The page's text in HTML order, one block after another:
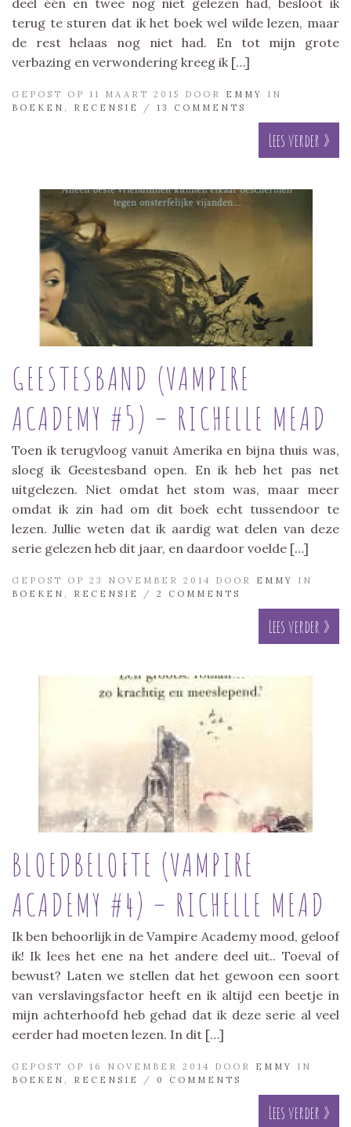
terug te sturen dat ik het boek wel wilde lezen, maar
de rest helaas nog niet had. En tot mijn grote
verbazing en verwondering kreeg ik […]
GEPOST OP 11 MAART 2015 DOOR EMMY
IN
BOEKEN
RECENSIE / 13 COMMENTS
Lees verder »
GEESTESBAND (VAMPIRE
ACADEMY #5) – RICHELLE MEAD
Toen ik terugvloog vanuit Amerika en bijna thuis was,
sloeg ik Geestesband open. En ik heb het pas net
uitgelezen. Niet omdat het stom was, maar meer
omdat ik zin had om dit boek echt tussendoor te
lezen. Jullie weten dat ik aardig wat delen van deze
serie gelezen heb dit jaar, en daardoor voelde […]
GEPOST OP 23 NOVEMBER 2014 DOOR EMMY
IN
BOEKEN
RECENSIE / 2 COMMENTS
Lees verder »
BLOEDBELOFTE (VAMPIRE
ACADEMY #4) – RICHELLE MEAD
Ik ben behoorlijk in de Vampire Academy mood, geloof
ik! Ik lees het ene na het andere deel uit.. Toeval of
bewust? Laten we stellen dat het gewoon een soort
van verslavingsfactor heeft en ik altijd een beetje in
mijn achterhoofd heb gehad dat ik deze serie al veel
eerder had moeten lezen. In dit […]
GEPOST OP 16 NOVEMBER 2014 DOOR EMMY
IN
BOEKEN
RECENSIE / 0 COMMENTS
Lees verder »